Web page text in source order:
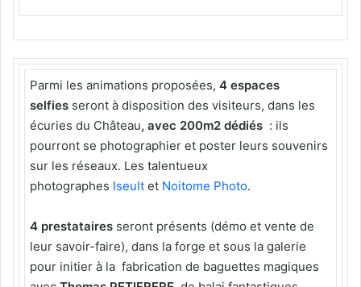
Parmi les animations proposées, 4 espaces
selfies seront à disposition des visiteurs, dans les
écuries du Château, avec 200m2 dédiés : ils
pourront se photographier et poster leurs souvenirs
sur les réseaux. Les talentueux
photographes Iseult et Noitome Photo.
4 prestataires seront présents (démo et vente de
leur savoir-faire), dans la forge et sous la galerie
pour initier à la fabrication de baguettes magiques